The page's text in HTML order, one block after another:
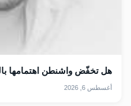
هل تخفّض واشنطن اهتمامها
أغسطس 6, 2026